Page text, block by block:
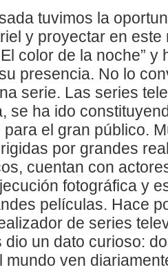
tuvimos la
y proyectar en
color de la noche”
presencia. No lo
serie. Las series
se ha ido
para el gran público.
por grandes
cuentan con
fotográfica y
películas. Hace
de series
dio un dato curioso:
mundo ven